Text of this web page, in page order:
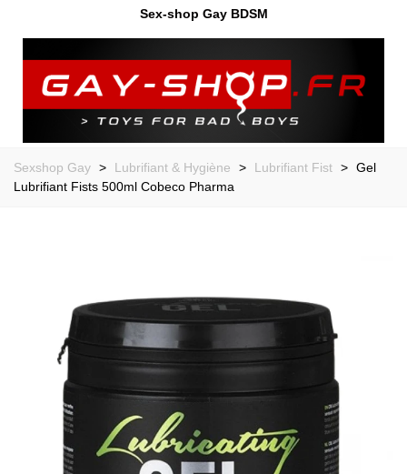
Sex-shop Gay BDSM
Sexshop Gay > Lubrifiant & Hygiène > Lubrifiant Fist > Gel
Lubrifiant Fists 500ml Cobeco Pharma